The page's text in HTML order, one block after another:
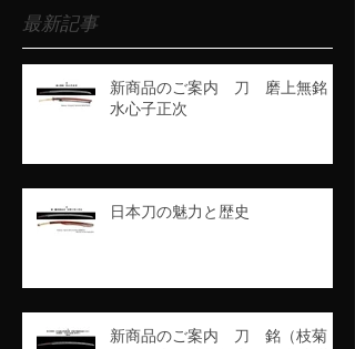
最新記事
新商品のご案内 刀 磨上無銘
水心子正次
日本刀の魅力と歴史
新商品のご案内 刀 銘（枝菊